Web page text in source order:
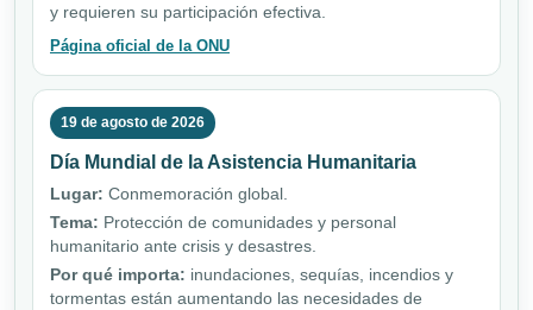
y requieren su participación efectiva.
Página oficial de la ONU
19 de agosto de 2026
Día Mundial de la Asistencia Humanitaria
Lugar: Conmemoración global.
Tema: Protección de comunidades y personal
humanitario ante crisis y desastres.
Por qué importa: inundaciones, sequías, incendios y
tormentas están aumentando las necesidades de